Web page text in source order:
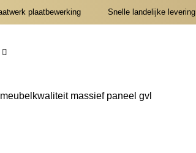
plaatbewerking Snelle landelijke levering
massief paneel gvl